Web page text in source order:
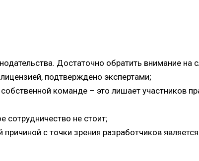
Достаточно обратить внимание на
подтверждено экспертами;
команде – это лишает участников
сотрудничество не стоит;
с точки зрения разработчиков